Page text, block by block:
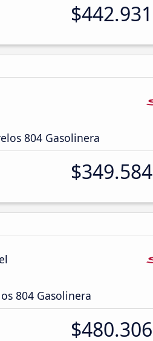
$442.931
804 Gasolinera
$349.584
804 Gasolinera
$480.306